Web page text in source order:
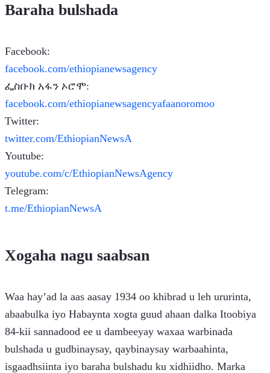
Baraha bulshada
Facebook:
facebook.com/ethiopianewsagency
ፌስቡክ አፋን ኦሮሞ:
facebook.com/ethiopianewsagencyafaanoromoo
Twitter:
twitter.com/EthiopianNewsA
Youtube:
youtube.com/c/EthiopianNewsAgency
Telegram:
t.me/EthiopianNewsA
Xogaha nagu saabsan
Waa hay’ad la aas aasay 1934 oo khibrad u leh ururinta,
abaabulka iyo Habaynta xogta guud ahaan dalka Itoobiya
84-kii sannadood ee u dambeeyay waxaa warbinada
bulshada u gudbinaysay, qaybinaysay warbaahinta,
isgaadhsiinta iyo baraha bulshadu ku xidhiidho. Marka